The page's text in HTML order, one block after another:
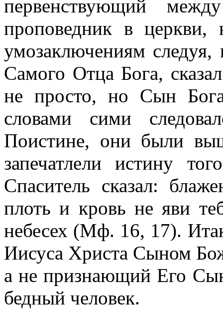
первенствующий
проповедник в
умозаключениям
Самого Отца Бога,
не просто, но Сын
словами сими
Поистине, они были
запечатлели истину
Спаситель сказал:
плоть и кровь не яви
небесех (Мф. 16, 17).
Иисуса Христа Сыном
а не признающий Его
бедный человек.